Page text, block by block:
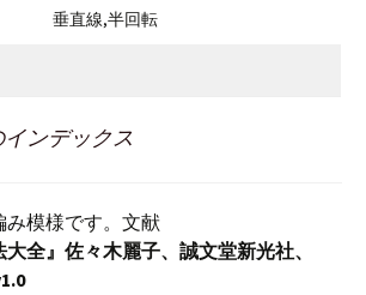
垂直線,半回転
ンデックス
み模様です。文献
大全』佐々木麗子、誠文堂新光社、